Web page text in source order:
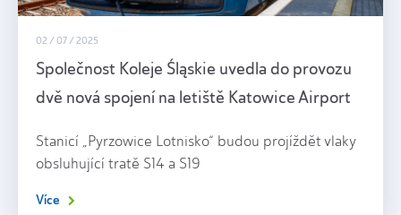
02 / 07 / 2025
Společnost Koleje Śląskie uvedla do provozu
dvě nová spojení na letiště Katowice Airport
Stanicí „Pyrzowice Lotnisko“ budou projíždět vlaky
obsluhující tratě S14 a S19
Více